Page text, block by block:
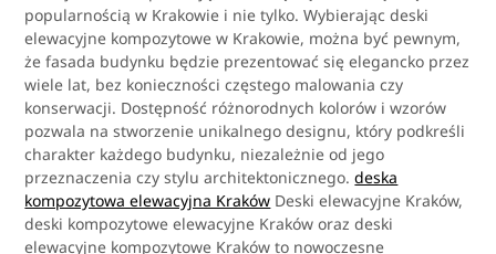
popularnością w Krakowie i nie tylko. Wybierając deski
elewacyjne kompozytowe w Krakowie, można być pewnym,
że fasada budynku będzie prezentować się elegancko przez
wiele lat, bez konieczności częstego malowania czy
konserwacji. Dostępność różnorodnych kolorów i wzorów
pozwala na stworzenie unikalnego designu, który podkreśli
charakter każdego budynku, niezależnie od jego
przeznaczenia czy stylu architektonicznego.deska
kompozytowa elewacyjna Kraków Deski elewacyjne Kraków,
deski kompozytowe elewacyjne Kraków oraz deski
elewacyjne kompozytowe Kraków to nowoczesne